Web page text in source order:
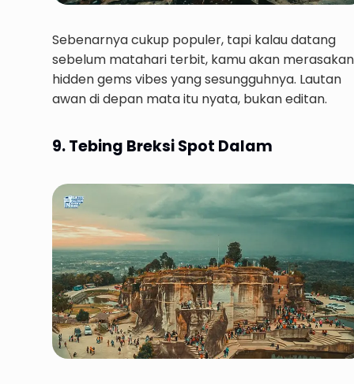
Sebenarnya cukup populer, tapi kalau datang
sebelum matahari terbit, kamu akan merasakan
hidden gems vibes yang sesungguhnya. Lautan
awan di depan mata itu nyata, bukan editan.
9. Tebing Breksi Spot Dalam